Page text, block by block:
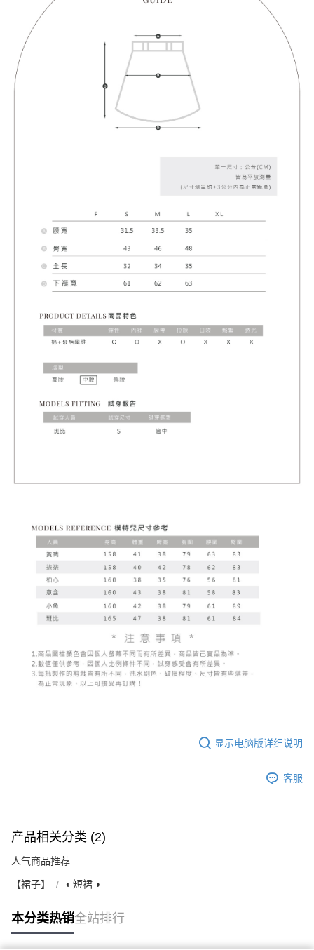
显示电脑版详细说明
客服
产品相关分类 (2)
人气商品推荐
【裙子】 ◖ 短裙 ◗
本分类热销全站排行